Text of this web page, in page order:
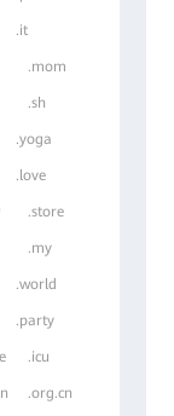
.it
.mom
.sh
.yoga
.love
.store
.my
.world
.party
.icu
.org.cn